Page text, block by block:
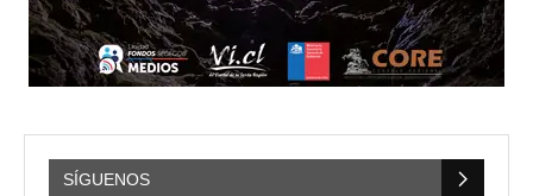
SÍGUENOS